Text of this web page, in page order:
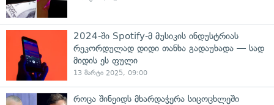
2024-ში Spotify-მ მუსიკის ინდუსტრიას
რეკორდულად დიდი თანხა გადაუხადა — სად
მიდის ეს ფული
13 მარტი 2025, 09:00
როცა შინეიდს მხარდაჭერა სიცოცხლეში